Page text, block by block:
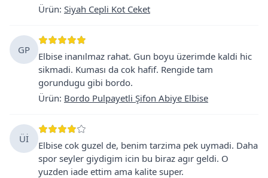
Ürün: Siyah Cepli Kot Ceket
GP
Elbise inanılmaz rahat. Gun boyu üzerimde kaldi hic
sikmadi. Kuması da cok hafif. Rengide tam
gorundugu gibi bordo.
Ürün: Bordo Pulpayetli Şifon Abiye Elbise
Üİ
Elbise cok guzel de, benim tarzima pek uymadi. Daha
spor seyler giydigim icin bu biraz agır geldi. O
yuzden iade ettim ama kalite super.